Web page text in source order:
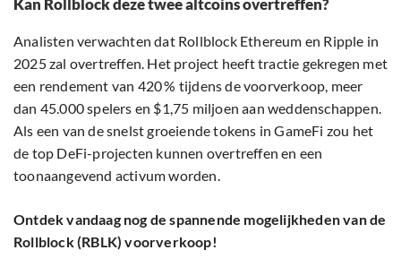
Kan Rollblock deze twee altcoins overtreffen?
Analisten verwachten dat Rollblock Ethereum en Ripple in
2025 zal overtreffen. Het project heeft tractie gekregen met
een rendement van 420 % tijdens de voorverkoop, meer
dan 45.000 spelers en $1,75 miljoen aan weddenschappen.
Als een van de snelst groeiende tokens in GameFi zou het
de top DeFi-projecten kunnen overtreffen en een
toonaangevend activum worden.
Ontdek vandaag nog de spannende mogelijkheden van de
Rollblock (RBLK) voorverkoop!